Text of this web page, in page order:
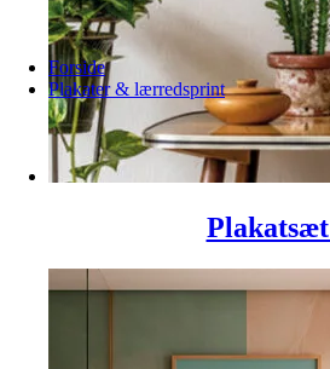
Forside
Plakater & lærredsprint
Plakatsæt